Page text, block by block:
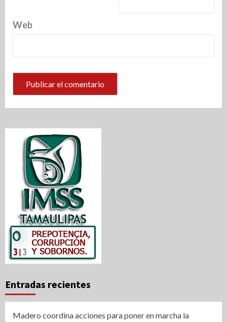
Web
Entradas recientes
Madero coordina acciones para poner en marcha la